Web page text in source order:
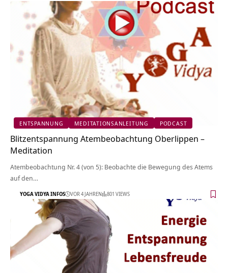
ENTSPANNUNG MEDITATIONSANLEITUNG PODCAST
Blitzentspannung Atembeobachtung Oberlippen –
Meditation
Atembeobachtung Nr. 4 (von 5): Beobachte die Bewegung des Atems
auf den…
YOGA VIDYA INFOS VOR 4 JAHREN 801 VIEWS